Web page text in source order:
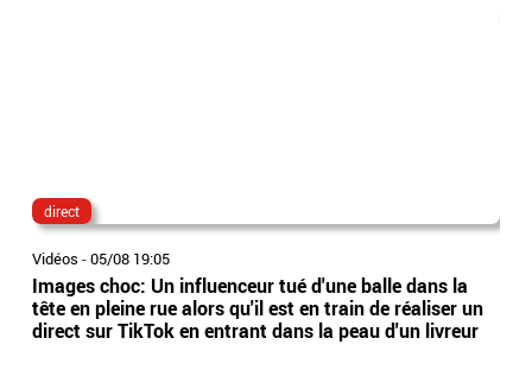
direct
Vidéos -05/08 19:05
Images choc: Un influenceur tué d'une balle dans la
tête en pleine rue alors qu'il est en train de réaliser un
direct sur TikTok en entrant dans la peau d'un livreur